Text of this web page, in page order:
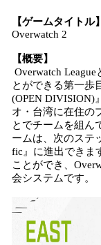
【ゲームタイトル】
Overwatch 2
【概要】
Overwatch
とができる第一歩
(OPEN DIVISION)
オ・台湾に在住の
とでチームを組ん
ームは、次のステ
fic』に進出できま
ことができ、
会システムです。